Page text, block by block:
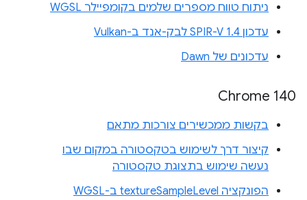
ניתוח טווח מספרים שלמים בקומפיילר WGSL
עדכון SPIR-V 1.4 לבק-אנד ב-Vulkan
עדכונים של Dawn
Chrome 140
בקשות ממכשירים צורכות מתאם
קיצור דרך לשימוש בטקסטורה במקום שבו
נעשה שימוש בתצוגת טקסטורה
הפונקציה textureSampleLevel ב-WGSL